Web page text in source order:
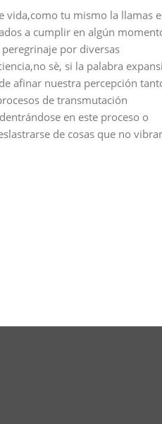
vida,como tu mismo la llamas
a cumplir en algún
por diversas
sè, si la palabra
afinar nuestra percepción
de transmutación
en este proceso o
de cosas que no